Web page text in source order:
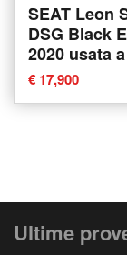
SEAT Leon
DSG Black
2020 usata
€ 17,900
Ultime